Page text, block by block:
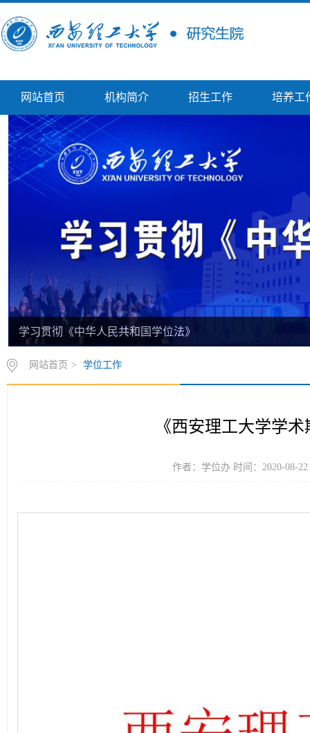
网站首页 机构简介 招生工作 培养工
学习贯彻《中华人民共和国学位法》
网站首页 > 学位工作
《西安理工大学学
作者：学位办 时间：2020-08-